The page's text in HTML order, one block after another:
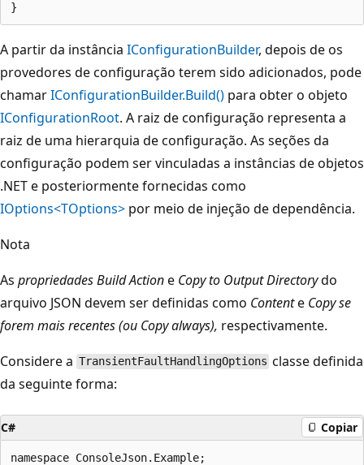
A partir da instância IConfigurationBuilder, depois de os
provedores de configuração terem sido adicionados, pode
chamarIConfigurationBuilder.Build() para obter o objeto
IConfigurationRoot. A raiz de configuração representa a
raiz de uma hierarquia de configuração. As seções da
configuração podem ser vinculadas a instâncias de objetos
.NET e posteriormente fornecidas como
IOptions<TOptions> por meio de injeção de dependência.
Nota
As propriedades Build Actione Copy to Output Directorydo
arquivo JSON devem ser definidas como Contente Copy se
forem mais recentes (ou Copy always), respectivamente.
Considere a TransientFaultHandlingOptions classe definida
da seguinte forma:
C# Copiar
namespace ConsoleJson.Example;